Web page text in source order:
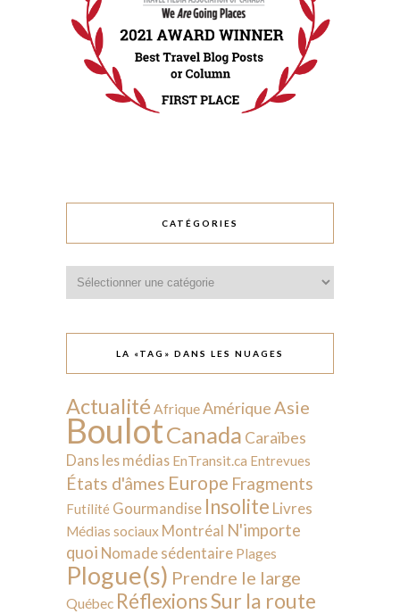
CATÉGORIES
LA «TAG» DANS LES NUAGES
Actualité AfriqueAmérique Asie
BoulotCanada Caraïbes
Dans les médias EnTransit.ca Entrevues
États d'âmes Europe Fragments
Futilité Gourmandise Insolite Livres
Médias sociaux Montréal N'importe
quoi Nomade sédentaire Plages
Plogue(s) Prendre le large
Québec RéflexionsSur la route